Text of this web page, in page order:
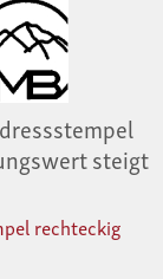
steigt
rechteckig